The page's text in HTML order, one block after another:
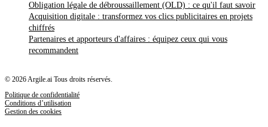
Obligation légale de débroussaillement (OLD) : ce qu'il faut savoir
Acquisition digitale : transformez vos clics publicitaires en projets
chiffrés
Partenaires et apporteurs d'affaires : équipez ceux qui vous
recommandent
© 2026 Argile.ai Tous droits réservés.
Politique de confidentialité
Conditions d’utilisation
Gestion des cookies